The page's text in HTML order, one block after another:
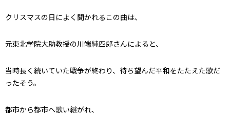
クリスマスの日によく聞かれるこの曲は、
元東北学院大助教授の川端純四郎さんによると、
当時長く続いていた戦争が終わり、待ち望んだ平和をたたえた歌だ
ったそう。
都市から都市へ歌い継がれ、